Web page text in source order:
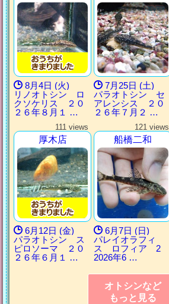
8月4日 (火)
リノオトシン ロ
クソケリス ２０
２６年８月１ …
7月25日 (土)
パラオトシン セ
アレンシス ２０
２６年７月２ …
111 views
厚木店
6月12日 (金)
パラオトシン ス
ピロソーマ ２０
２６年６月１ …
121 views
船橋二和
6月7日 (日)
パレイオラフィ
ス ロフィア 2
2026年6 …
オトシンなど
もっと見る